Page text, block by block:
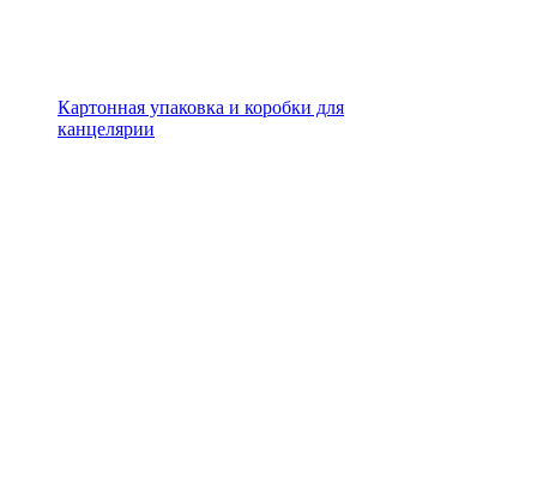
Картонная упаковка и коробки для
канцелярии